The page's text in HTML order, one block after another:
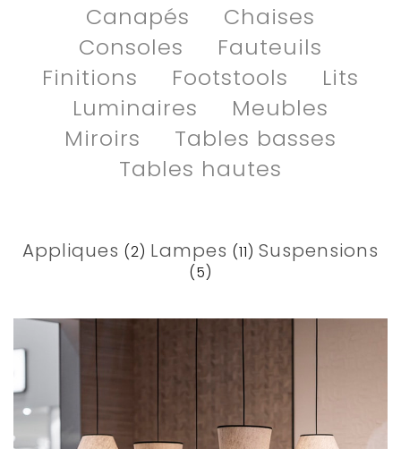
Canapés
Chaises
Consoles
Fauteuils
Finitions
Footstools
Lits
Luminaires
Meubles
Miroirs
Tables basses
Tables hautes
Appliques (2) Lampes (11) Suspensions
(5)